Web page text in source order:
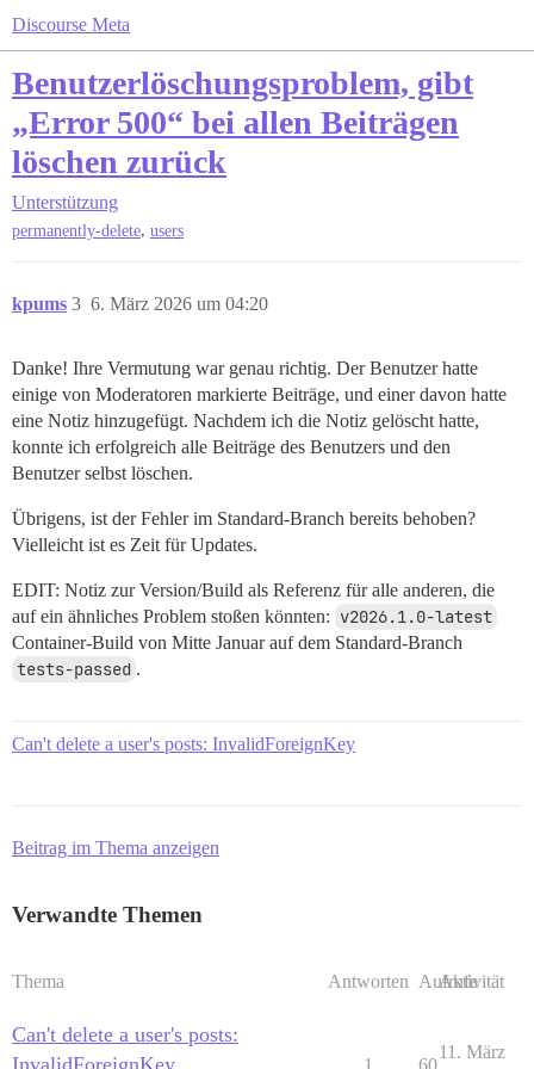
Discourse Meta
Benutzerlöschungsproblem, gibt
„Error 500“ bei allen Beiträgen
löschen zurück
Unterstützung
permanently-delete, users
kpums 6. März 2026 um 04:20
3
Danke! Ihre Vermutung war genau richtig. Der Benutzer hatte
einige von Moderatoren markierte Beiträge, und einer davon hatte
eine Notiz hinzugefügt. Nachdem ich die Notiz gelöscht hatte,
konnte ich erfolgreich alle Beiträge des Benutzers und den
Benutzer selbst löschen.
Übrigens, ist der Fehler im Standard-Branch bereits behoben?
Vielleicht ist es Zeit für Updates.
EDIT: Notiz zur Version/Build als Referenz für alle anderen, die
auf ein ähnliches Problem stoßen könnten: v2026.1.0-latest
Container-Build von Mitte Januar auf dem Standard-Branch
tests-passed .
Can't delete a user's posts: InvalidForeignKey
Beitrag im Thema anzeigen
Verwandte Themen
Thema Antworten Aufrufe
Aktivität
Can't delete a user's posts:
11. März